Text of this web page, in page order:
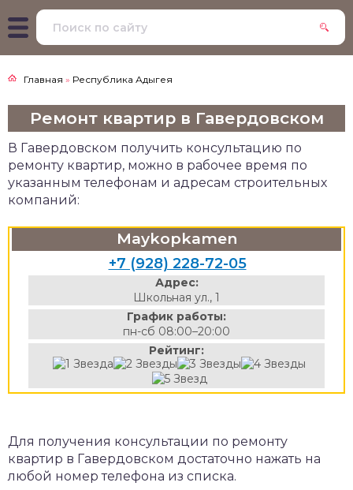
Главная » Республика Адыгея
Ремонт квартир в Гавердовском
В Гавердовском получить консультацию по
ремонту квартир, можно в рабочее время по
указанным телефонам и адресам строительных
компаний:
Maykopkamen
+7 (928) 228-72-05
Адрес:
Школьная ул., 1
График работы:
пн-сб 08:00–20:00
Рейтинг:
Для получения консультации по ремонту
квартир в Гавердовском достаточно нажать на
любой номер телефона из списка.